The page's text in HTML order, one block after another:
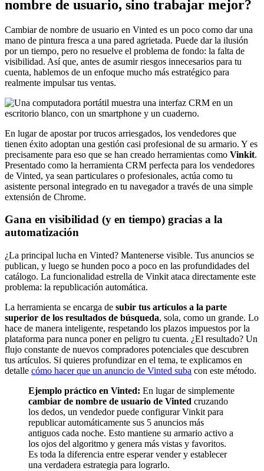
nombre de usuario, sino trabajar mejor?
Cambiar de nombre de usuario en Vinted es un poco como dar una
mano de pintura fresca a una pared agrietada. Puede dar la ilusión
por un tiempo, pero no resuelve el problema de fondo: la falta de
visibilidad. Así que, antes de asumir riesgos innecesarios para tu
cuenta, hablemos de un enfoque mucho más estratégico para
realmente impulsar tus ventas.
En lugar de apostar por trucos arriesgados, los vendedores que
tienen éxito adoptan una gestión casi profesional de su armario. Y es
precisamente para eso que se han creado herramientas como Vinkit.
Presentado como la herramienta CRM perfecta para los vendedores
de Vinted, ya sean particulares o profesionales, actúa como tu
asistente personal integrado en tu navegador a través de una simple
extensión de Chrome.
Gana en visibilidad (y en tiempo) gracias a la
automatización
¿La principal lucha en Vinted? Mantenerse visible. Tus anuncios se
publican, y luego se hunden poco a poco en las profundidades del
catálogo. La funcionalidad estrella de Vinkit ataca directamente este
problema: la republicación automática.
La herramienta se encarga de subir tus artículos a la parte
superior de los resultados de búsqueda, sola, como un grande. Lo
hace de manera inteligente, respetando los plazos impuestos por la
plataforma para nunca poner en peligro tu cuenta. ¿El resultado? Un
flujo constante de nuevos compradores potenciales que descubren
tus artículos. Si quieres profundizar en el tema, te explicamos en
detalle cómo hacer que un anuncio de Vinted suba con este método.
Ejemplo práctico en Vinted: En lugar de simplemente
cambiar de nombre de usuario de Vinted cruzando
los dedos, un vendedor puede configurar Vinkit para
republicar automáticamente sus 5 anuncios más
antiguos cada noche. Esto mantiene su armario activo a
los ojos del algoritmo y genera más vistas y favoritos.
Es toda la diferencia entre esperar vender y establecer
una verdadera estrategia para lograrlo.